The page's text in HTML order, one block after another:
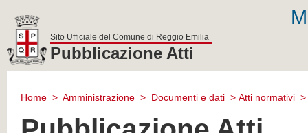
reggio
Sito Ufficiale del Comune di Reggio Emilia
Pubblicazione Atti
Home > Amministrazione > Documenti e dati > Atti normativi >